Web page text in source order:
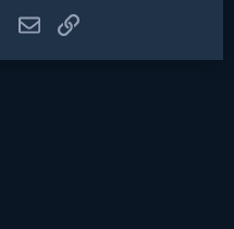
WhatsAppЭлектронная почта
Ссылка